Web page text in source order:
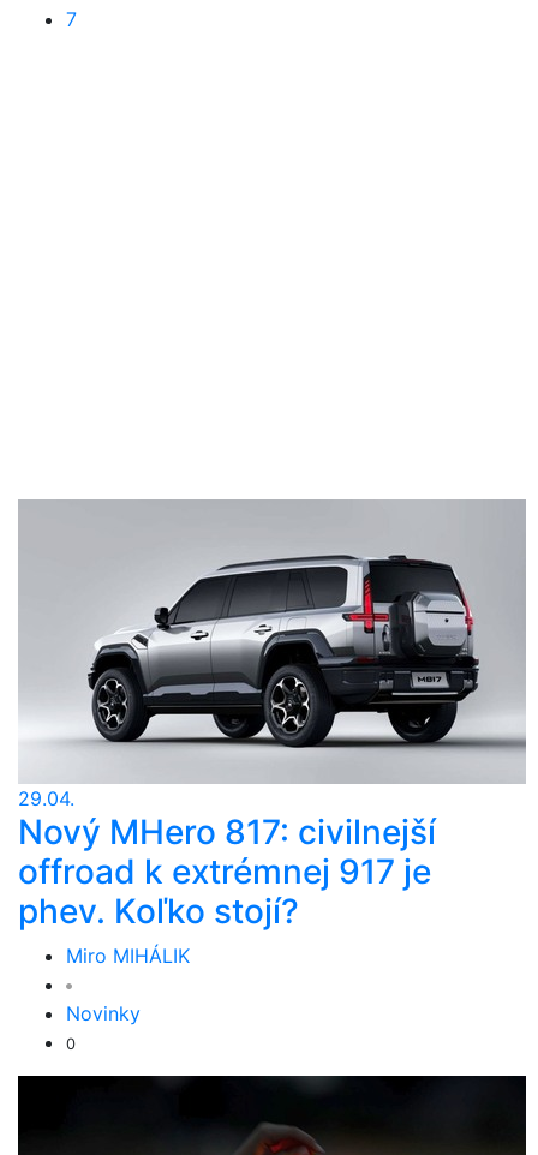
7
29.04.
Nový MHero 817: civilnejší
offroad k extrémnej 917 je
phev. Koľko stojí?
Miro MIHÁLIK
Novinky
0